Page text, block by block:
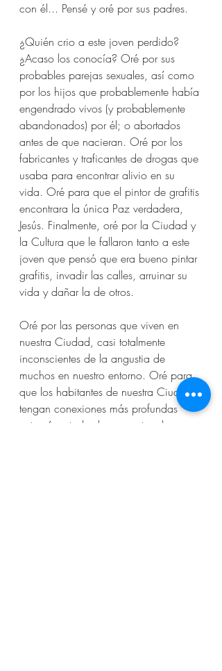
con él... Pensé y oré por sus padres.
¿Quién crio a este joven perdido?
¿Acaso los conocía? Oré por sus
probables parejas sexuales, así como
por los hijos que probablemente había
engendrado vivos (y probablemente
abandonados) por él; o abortados
antes de que nacieran. Oré por los
fabricantes y traficantes de drogas que
usaba para encontrar alivio en su
vida. Oré para que el pintor de grafitis
encontrara la única Paz verdadera,
Jesús. Finalmente, oré por la Ciudad y
la Cultura que le fallaron tanto a este
joven que pensó que era bueno pintar
grafitis, invadir las calles, arruinar su
vida y dañar la de otros.
Oré por las personas que viven en
nuestra Ciudad, casi totalmente
inconscientes de la angustia de
muchos en nuestro entorno. Oré para
que los habitantes de nuestra Ciudad
tengan conexiones más profundas
entre sí en todos los aspectos de